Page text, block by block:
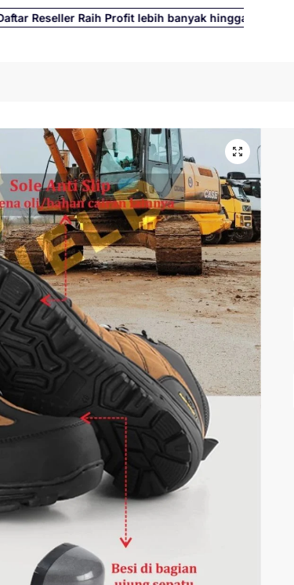
Raih Profit lebih banyak hingga 500%